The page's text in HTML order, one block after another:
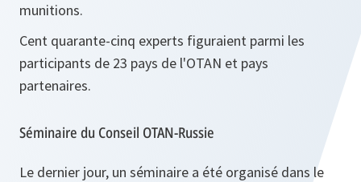
munitions.
Cent quarante-cinq experts figuraient parmi les
participants de 23 pays de l'OTAN et pays
partenaires.
Séminaire du Conseil OTAN-Russie
Le dernier jour, un séminaire a été organisé dans le